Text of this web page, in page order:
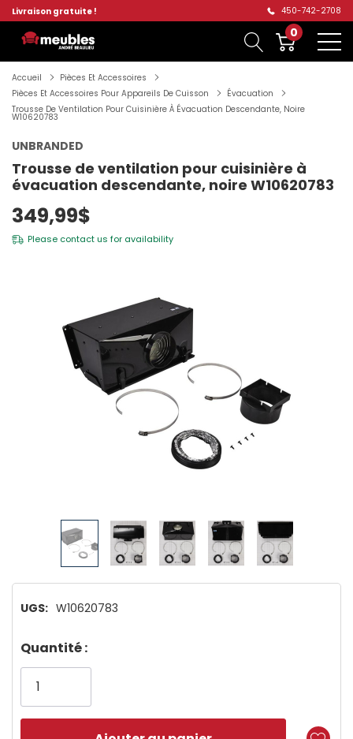
Livraison gratuite ! 450-742-2708
0
Accueil
Pièces Et Accessoires
Pièces Et Accessoires Pour Appareils De Cuisson
Évacuation
Trousse De Ventilation Pour Cuisinière À Évacuation Descendante, Noire
W10620783
UNBRANDED
Trousse de ventilation pour cuisinière à
évacuation descendante, noire W10620783
349,99$
Please contact us for availability
UGS: W10620783
Dépêchez-
vous!
Quantité :